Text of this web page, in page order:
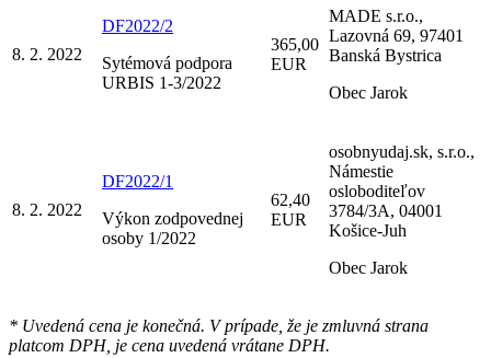
8. 2. 2022
DF2022/2
Sytémová podpora
URBIS 1-3/2022
365,00
EUR
MADE s.r.o.,
Lazovná 69, 97401
Banská Bystrica
Obec Jarok
8. 2. 2022
DF2022/1
Výkon zodpovednej
osoby 1/2022
62,40
EUR
osobnyudaj.sk, s.r.o.,
Námestie
osloboditeľov
3784/3A, 04001
Košice-Juh
Obec Jarok
* Uvedená cena je konečná. V prípade, že je zmluvná strana
platcom DPH, je cena uvedená vrátane DPH.